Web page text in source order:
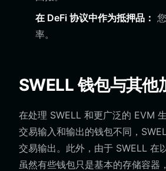
在 DeFi 协议中作为抵押品：
率。
SWELL 钱包与其他
在处理 SWELL 和更广泛的 EVM
交易输入和输出的钱包不同，
交易输出。此外，由于 SWELL 在
虽然有些钱包只是基本的存储容